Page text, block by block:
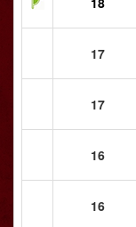
17
17
16
16